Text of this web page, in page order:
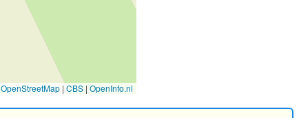
OpenStreetMap | CBS | OpenInfo.nl